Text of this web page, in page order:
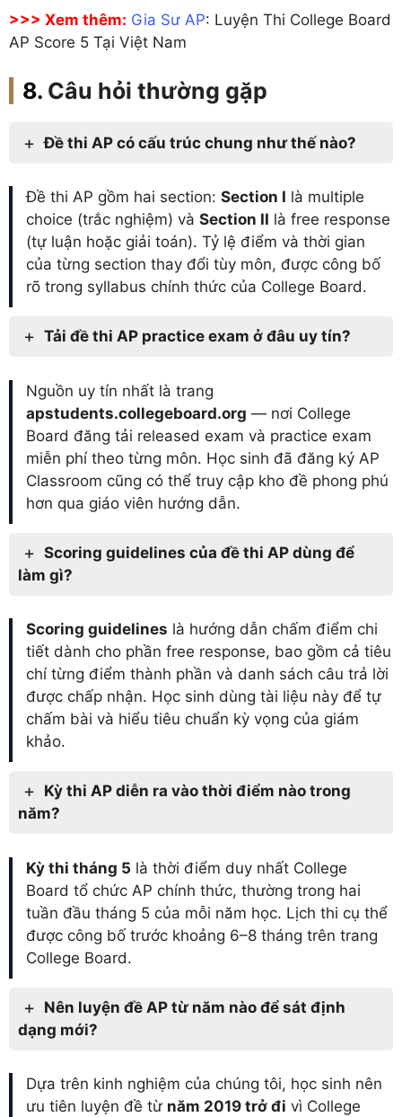
>>> Xem thêm: Gia Sư AP: Luyện Thi College Board
AP Score 5 Tại Việt Nam
Câu hỏi thường gặp
Đề thi AP có cấu trúc chung như thế nào?
Đề thi AP gồm hai section: Section I là multiple
choice (trắc nghiệm) và Section II là free response
(tự luận hoặc giải toán). Tỷ lệ điểm và thời gian
của từng section thay đổi tùy môn, được công bố
rõ trong syllabus chính thức của College Board.
Tải đề thi AP practice exam ở đâu uy tín?
Nguồn uy tín nhất là trang
apstudents.collegeboard.org — nơi College
Board đăng tải released exam và practice exam
miễn phí theo từng môn. Học sinh đã đăng ký AP
Classroom cũng có thể truy cập kho đề phong phú
hơn qua giáo viên hướng dẫn.
Scoring guidelines của đề thi AP dùng để
làm gì?
Scoring guidelines là hướng dẫn chấm điểm chi
tiết dành cho phần free response, bao gồm cả tiêu
chí từng điểm thành phần và danh sách câu trả lời
được chấp nhận. Học sinh dùng tài liệu này để tự
chấm bài và hiểu tiêu chuẩn kỳ vọng của giám
khảo.
Kỳ thi AP diễn ra vào thời điểm nào trong
năm?
Kỳ thi tháng 5 là thời điểm duy nhất College
Board tổ chức AP chính thức, thường trong hai
tuần đầu tháng 5 của mỗi năm học. Lịch thi cụ thể
được công bố trước khoảng 6–8 tháng trên trang
College Board.
Nên luyện đề AP từ năm nào để sát định
dạng mới?
Dựa trên kinh nghiệm của chúng tôi, học sinh nên
ưu tiên luyện đề từ năm 2019 trở đi vì College